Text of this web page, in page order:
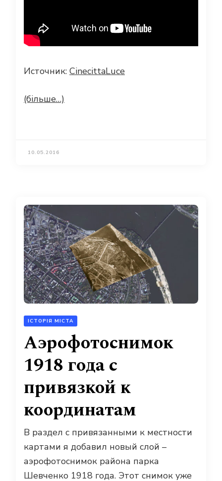
Источник: CinecittaLuce
(більше…)
10.05.2016
ІСТОРІЯ МІСТА
Аэрофотоснимок
1918 года с
привязкой к
координатам
В раздел с привязанными к местности
картами я добавил новый слой –
аэрофотоснимок района парка
Шевченко 1918 года. Этот снимок уже